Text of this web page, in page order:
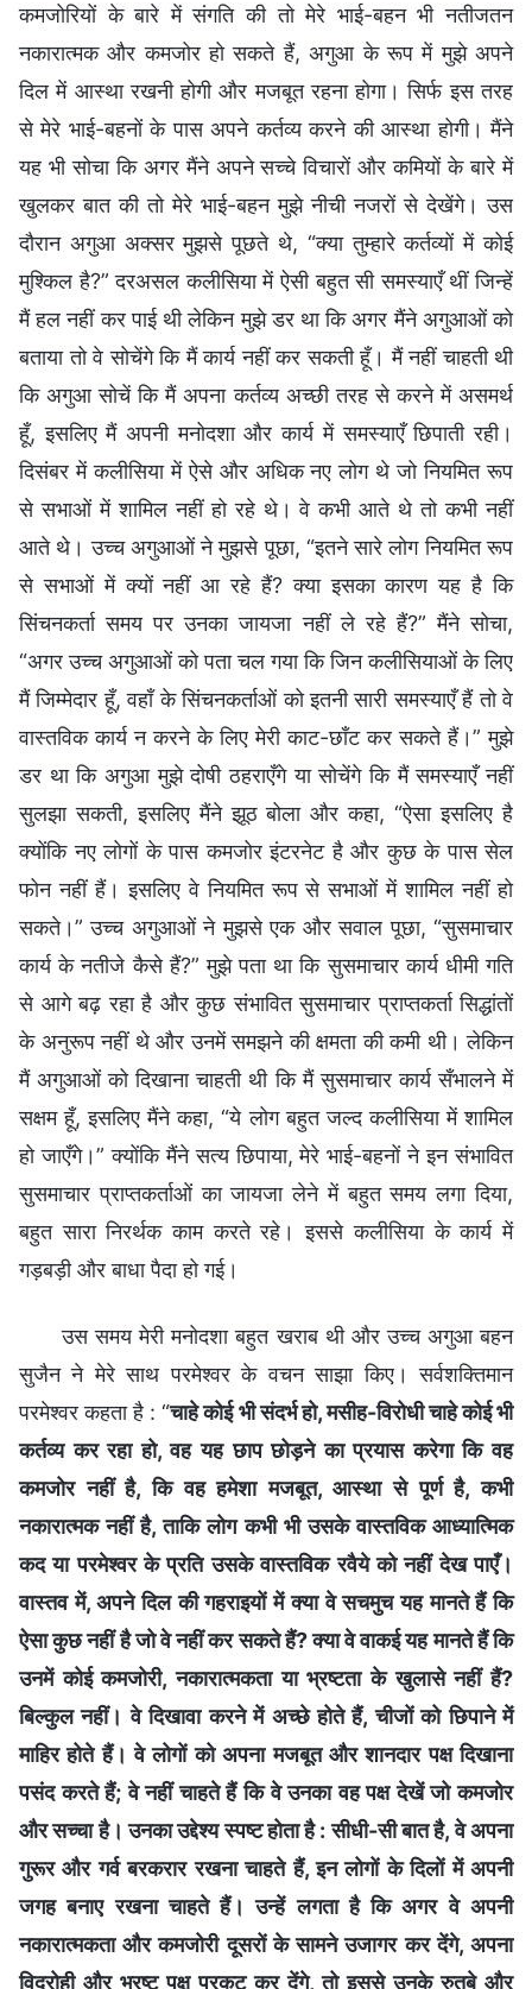
कमजोरियों के बारे में संगति की तो मेरे भाई-बहन भी नतीजतन
नकारात्मक और कमजोर हो सकते हैं, अगुआ के रूप में मुझे अपने
दिल में आस्था रखनी होगी और मजबूत रहना होगा। सिर्फ इस तरह
से मेरे भाई-बहनों के पास अपने कर्तव्य करने की आस्था होगी। मैंने
यह भी सोचा कि अगर मैंने अपने सच्चे विचारों और कमियों के बारे में
खुलकर बात की तो मेरे भाई-बहन मुझे नीची नजरों से देखेंगे। उस
दौरान अगुआ अक्सर मुझसे पूछते थे, “क्या तुम्हारे कर्तव्यों में कोई
मुश्किल है?” दरअसल कलीसिया में ऐसी बहुत सी समस्याएँ थीं जिन्हें
मैं हल नहीं कर पाई थी लेकिन मुझे डर था कि अगर मैंने अगुआओं को
बताया तो वे सोचेंगे कि मैं कार्य नहीं कर सकती हूँ। मैं नहीं चाहती थी
कि अगुआ सोचें कि मैं अपना कर्तव्य अच्छी तरह से करने में असमर्थ
हूँ, इसलिए मैं अपनी मनोदशा और कार्य में समस्याएँ छिपाती रही।
दिसंबर में कलीसिया में ऐसे और अधिक नए लोग थे जो नियमित रूप
से सभाओं में शामिल नहीं हो रहे थे। वे कभी आते थे तो कभी नहीं
आते थे। उच्च अगुआओं ने मुझसे पूछा, “इतने सारे लोग नियमित रूप
से सभाओं में क्यों नहीं आ रहे हैं? क्या इसका कारण यह है कि
सिंचनकर्ता समय पर उनका जायजा नहीं ले रहे हैं?” मैंने सोचा,
“अगर उच्च अगुआओं को पता चल गया कि जिन कलीसियाओं के लिए
मैं जिम्मेदार हूँ, वहाँ के सिंचनकर्ताओं को इतनी सारी समस्याएँ हैं तो वे
वास्तविक कार्य न करने के लिए मेरी काट-छाँट कर सकते हैं।” मुझे
डर था कि अगुआ मुझे दोषी ठहराएँगे या सोचेंगे कि मैं समस्याएँ नहीं
सुलझा सकती, इसलिए मैंने झूठ बोला और कहा, “ऐसा इसलिए है
क्योंकि नए लोगों के पास कमजोर इंटरनेट है और कुछ के पास सेल
फोन नहीं हैं। इसलिए वे नियमित रूप से सभाओं में शामिल नहीं हो
सकते।” उच्च अगुआओं ने मुझसे एक और सवाल पूछा, “सुसमाचार
कार्य के नतीजे कैसे हैं?” मुझे पता था कि सुसमाचार कार्य धीमी गति
से आगे बढ़ रहा है और कुछ संभावित सुसमाचार प्राप्तकर्ता सिद्धांतों
के अनुरूप नहीं थे और उनमें समझने की क्षमता की कमी थी। लेकिन
मैं अगुआओं को दिखाना चाहती थी कि मैं सुसमाचार कार्य सँभालने में
सक्षम हूँ, इसलिए मैंने कहा, “ये लोग बहुत जल्द कलीसिया में शामिल
हो जाएँगे।” क्योंकि मैंने सत्य छिपाया, मेरे भाई-बहनों ने इन संभावित
सुसमाचार प्राप्तकर्ताओं का जायजा लेने में बहुत समय लगा दिया,
बहुत सारा निरर्थक काम करते रहे। इससे कलीसिया के कार्य में
गड़बड़ी और बाधा पैदा हो गई।
उस समय मेरी मनोदशा बहुत खराब थी और उच्च अगुआ बहन
सुजैन ने मेरे साथ परमेश्वर के वचन साझा किए। सर्वशक्तिमान
परमेश्वर कहता है : “चाहे कोई भी संदर्भ हो, मसीह-विरोधी चाहे कोई भी
कर्तव्य कर रहा हो, वह यह छाप छोड़ने का प्रयास करेगा कि वह
कमजोर नहीं है, कि वह हमेशा मजबूत, आस्था से पूर्ण है, कभी
नकारात्मक नहीं है, ताकि लोग कभी भी उसके वास्तविक आध्यात्मिक
कद या परमेश्वर के प्रति उसके वास्तविक रवैये को नहीं देख पाएँ।
वास्तव में, अपने दिल की गहराइयों में क्या वे सचमुच यह मानते हैं कि
ऐसा कुछ नहीं है जो वे नहीं कर सकते हैं? क्या वे वाकई यह मानते हैं कि
उनमें कोई कमजोरी, नकारात्मकता या भ्रष्टता के खुलासे नहीं हैं?
बिल्कुल नहीं। वे दिखावा करने में अच्छे होते हैं, चीजों को छिपाने में
माहिर होते हैं। वे लोगों को अपना मजबूत और शानदार पक्ष दिखाना
पसंद करते हैं; वे नहीं चाहते हैं कि वे उनका वह पक्ष देखें जो कमजोर
और सच्चा है। उनका उद्देश्य स्पष्ट होता है : सीधी-सी बात है, वे अपना
गुरूर और गर्व बरकरार रखना चाहते हैं, इन लोगों के दिलों में अपनी
जगह बनाए रखना चाहते हैं। उन्हें लगता है कि अगर वे अपनी
नकारात्मकता और कमजोरी दूसरों के सामने उजागर कर देंगे, अपना
विद्रोही और भ्रष्ट पक्ष प्रकट कर देंगे, तो इससे उनके रुतबे और